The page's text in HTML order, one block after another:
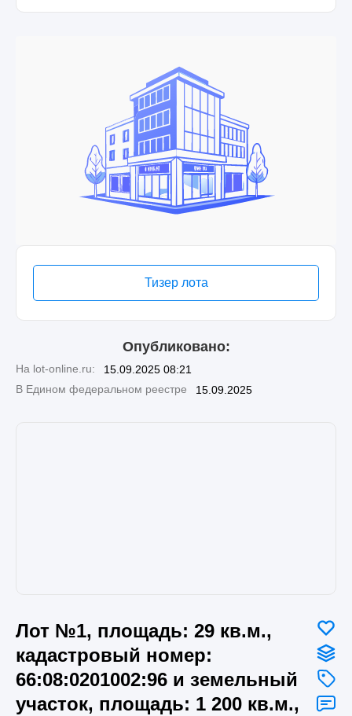
Тизер лота
Опубликовано:
На lot-online.ru:
15.09.2025 08:21
В Едином федеральном реестре
15.09.2025
Лот №1, площадь: 29 кв.м.,
кадастровый номер:
66:08:0201002:96 и земельный
участок, площадь: 1 200 кв.м.,